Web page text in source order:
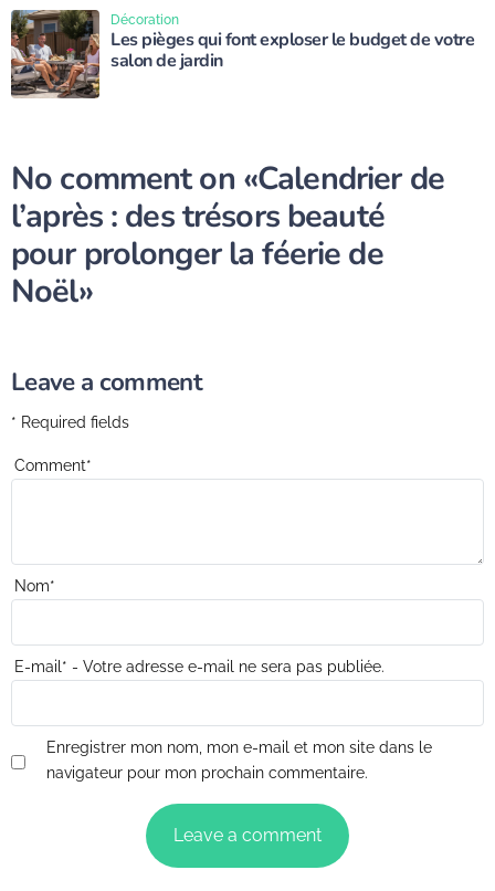
Les pièges qui font exploser le budget de votre
salon de jardin
Décoration
No comment on «Calendrier de
l’après : des trésors beauté
pour prolonger la féerie de
Noël»
Leave a comment
* Required fields
Comment*
Nom*
E-mail * - Votre adresse e-mail ne sera pas publiée.
Enregistrer mon nom, mon e-mail et mon site dans le
navigateur pour mon prochain commentaire.